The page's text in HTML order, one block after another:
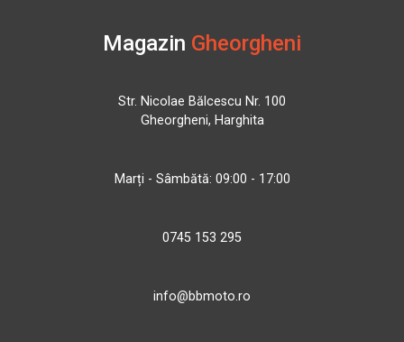
Magazin Gheorgheni
Str. Nicolae Bălcescu Nr. 100
Gheorgheni, Harghita
Marți - Sâmbătă: 09:00 - 17:00
0745 153 295
info@bbmoto.ro